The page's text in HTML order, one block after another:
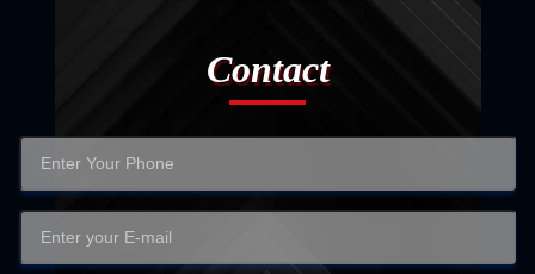
Contact